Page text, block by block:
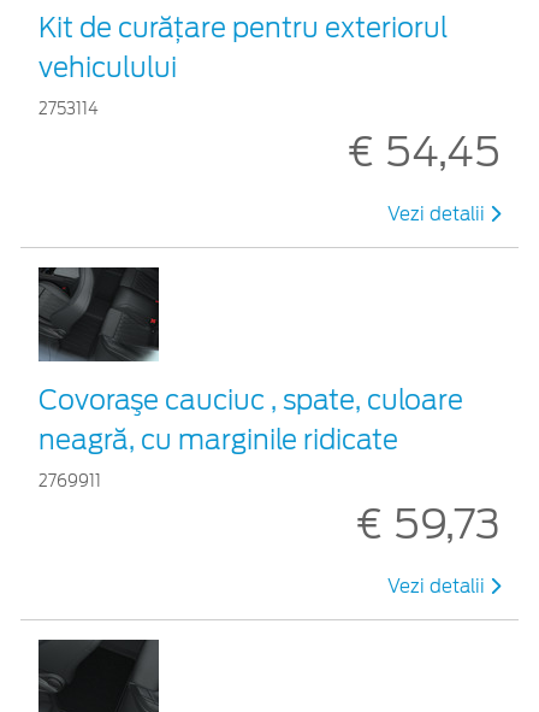
Kit de curățare pentru exteriorul
vehiculului
2753114
€ 54,45
Vezi detalii
Covoraşe cauciuc , spate, culoare
neagră, cu marginile ridicate
2769911
€ 59,73
Vezi detalii